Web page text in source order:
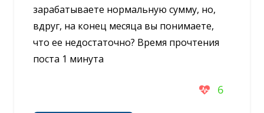
зарабатываете нормальную сумму, но,
вдруг, на конец месяца вы понимаете,
что ее недостаточно? Время прочтения
поста 1 минута
6